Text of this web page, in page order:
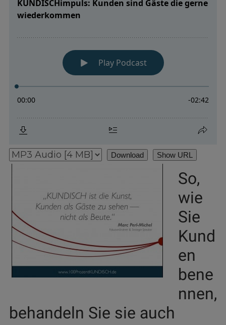
Download Show URL
So,
wie
Sie
Kund
en
bene
nnen,
behandeln Sie sie auch